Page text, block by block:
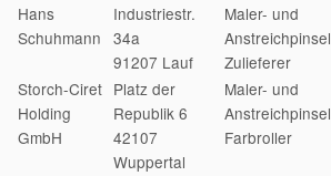
Hans
Schuhmann
Industriestr.
34a
91207 Lauf
Maler- und
Anstreichpinsel
Zulieferer
Storch-Ciret
Holding
GmbH
Platz der
Republik 6
42107
Wuppertal
Maler- und
Anstreichpinsel
Farbroller